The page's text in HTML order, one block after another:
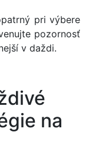
pri výbere
pozornosť
v daždi.
na